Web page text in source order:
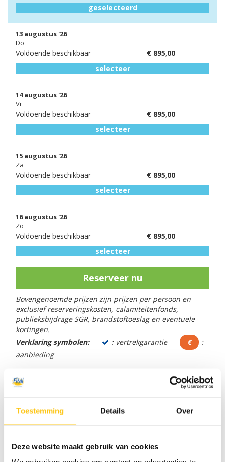
Toestemming Details Over
Deze website maakt gebruik van cookies
geselecteerd
13 augustus '26
Do
Voldoende beschikbaar € 895,00
selecteer
14 augustus '26
Vr
Voldoende beschikbaar € 895,00
selecteer
15 augustus '26
Za
Voldoende beschikbaar € 895,00
selecteer
16 augustus '26
Zo
Voldoende beschikbaar € 895,00
selecteer
Reserveer nu
Bovengenoemde prijzen zijn prijzen per persoon en
exclusief reserveringskosten, calamiteitenfonds,
publieksbijdrage SGR, brandstoftoeslag en eventuele
kortingen.
Verklaring symbolen:
: vertrekgarantie €
:
aanbieding
Met meer personen of een andere datum op vakantie?
Vraag nu een offerte aan: